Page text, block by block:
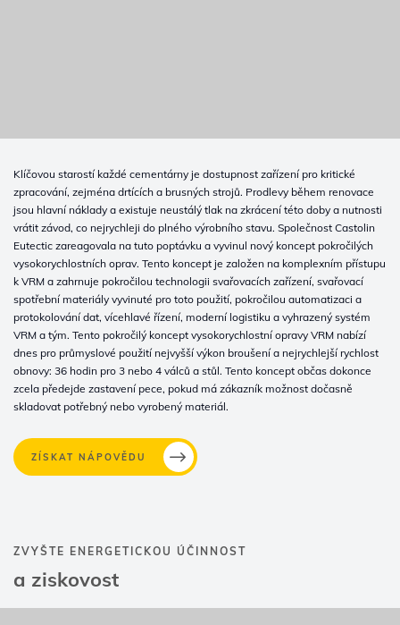
Klíčovou starostí každé cementárny je dostupnost zařízení pro kritické
zpracování, zejména drtících a brusných strojů. Prodlevy během renovace
jsou hlavní náklady a existuje neustálý tlak na zkrácení této doby a nutnosti
vrátit závod, co nejrychleji do plného výrobního stavu. Společnost Castolin
Eutectic zareagovala na tuto poptávku a vyvinul nový koncept pokročilých
vysokorychlostních oprav. Tento koncept je založen na komplexním přístupu
k VRM a zahrnuje pokročilou technologii svařovacích zařízení, svařovací
spotřební materiály vyvinuté pro toto použití, pokročilou automatizaci a
protokolování dat, vícehlavé řízení, moderní logistiku a vyhrazený systém
VRM a tým. Tento pokročilý koncept vysokorychlostní opravy VRM nabízí
dnes pro průmyslové použití nejvyšší výkon broušení a nejrychlejší rychlost
obnovy: 36 hodin pro 3 nebo 4 válců a stůl. Tento koncept občas dokonce
zcela předejde zastavení pece, pokud má zákazník možnost dočasně
skladovat potřebný nebo vyrobený materiál.
ZÍSKAT NÁPOVĚDU
ZVYŠTE ENERGETICKOU ÚČINNOST
a ziskovost